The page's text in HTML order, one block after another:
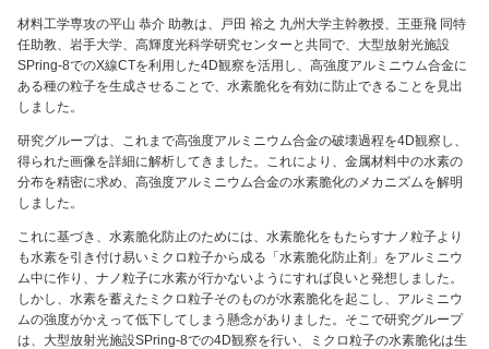
材料工学専攻の平山 恭介 助教は、戸田 裕之 九州大学主幹教授、王亜飛 同特
任助教、岩手大学、高輝度光科学研究センターと共同で、大型放射光施設
SPring-8でのX線CTを利用した4D観察を活用し、高強度アルミニウム合金に
ある種の粒子を生成させることで、水素脆化を有効に防止できることを見出
しました。
研究グループは、これまで高強度アルミニウム合金の破壊過程を4D観察し、
得られた画像を詳細に解析してきました。これにより、金属材料中の水素の
分布を精密に求め、高強度アルミニウム合金の水素脆化のメカニズムを解明
しました。
これに基づき、水素脆化防止のためには、水素脆化をもたらすナノ粒子より
も水素を引き付け易いミクロ粒子から成る「水素脆化防止剤」をアルミニウ
ム中に作り、ナノ粒子に水素が行かないようにすれば良いと発想しました。
しかし、水素を蓄えたミクロ粒子そのものが水素脆化を起こし、アルミニウ
ムの強度がかえって低下してしまう懸念がありました。そこで研究グループ
は、大型放射光施設SPring-8での4D観察を行い、ミクロ粒子の水素脆化は生